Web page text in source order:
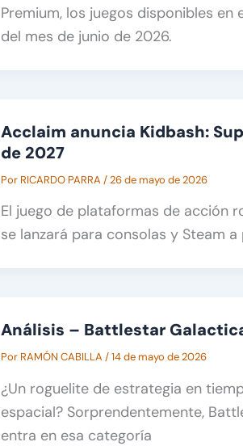
Premium, los juegos disponibles en
del mes de junio de 2026.
Acclaim anuncia Kidbash:
de 2027
Por RICARDO PARRA /26 de mayo de 2026
El juego de plataformas de acción
se lanzará para consolas y Steam
Análisis – Battlestar
Por RAMÓN CABILLA /14 de mayo de 2026
¿Un roguelite de estrategia en
espacial? Sorprendentemente,
entra en esa categoría